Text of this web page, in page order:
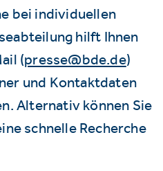
bei individuellen
hilft Ihnen
(presse@bde.de)
und Kontaktdaten
Alternativ können Sie
schnelle Recherche